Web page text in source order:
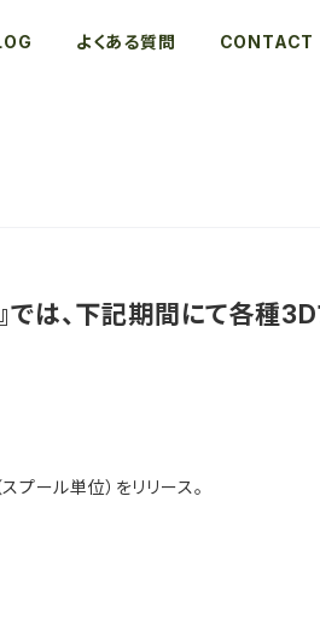
よくある質問 CONTACT
では、下記期間にて各種
プール単位）をリリース。